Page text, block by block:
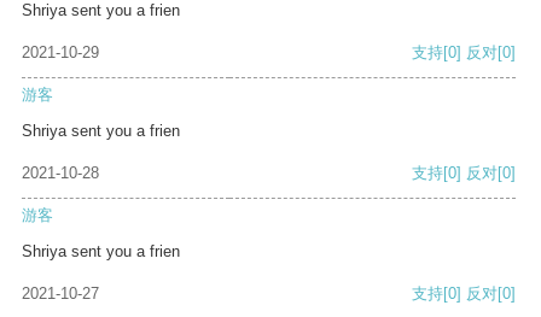
Shriya sent you a frien
2021-10-29 支持[0] 反对[0]
游客
Shriya sent you a frien
2021-10-28 支持[0] 反对[0]
游客
Shriya sent you a frien
2021-10-27 支持[0] 反对[0]